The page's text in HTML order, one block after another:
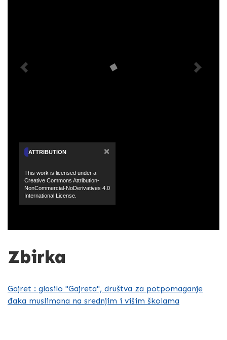
Zbirka
Gajret : glasilo "Gajreta", društva za potpomaganje
đaka muslimana na srednjim i višim školama
ATTRIBUTION ×
This work is licensed under a
Creative Commons Attribution-
NonCommercial-NoDerivatives 4.0
International License.